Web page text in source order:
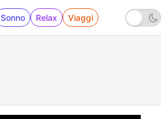
Sonno Relax Viaggi